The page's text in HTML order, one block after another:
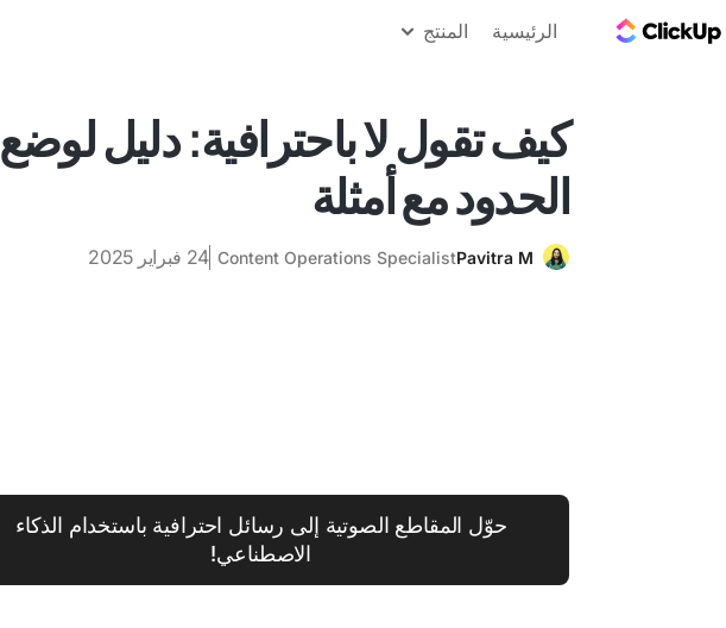
الرئيسية المنتج
كيف تقول لا باحترافية: دليل لوضع
الحدود مع أمثلة
Pavitra M
Content Operations Specialist 24 فبراير 2025
حوّل المقاطع الصوتية إلى رسائل احترافية باستخدام الذكاء
الاصطناعي!